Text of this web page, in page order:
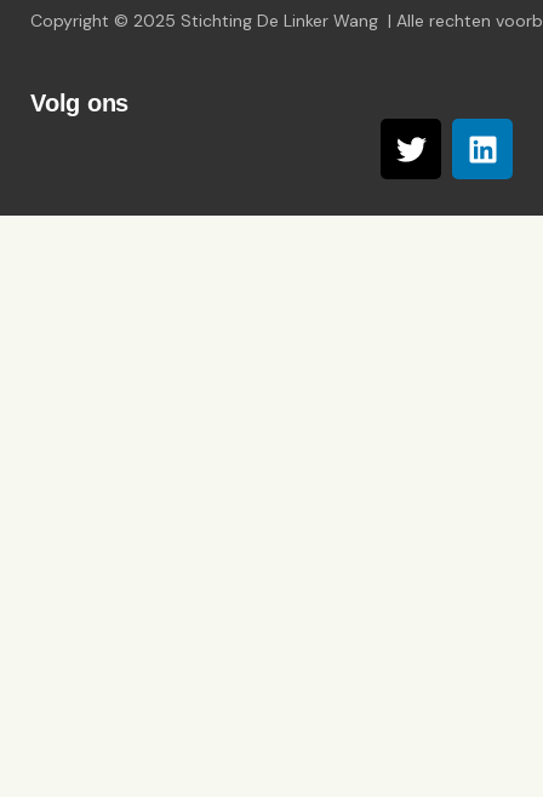
Copyright © 2025 Stichting De Linker Wang | Alle rechten
Volg ons
T
w
i
t
L
i
n
k